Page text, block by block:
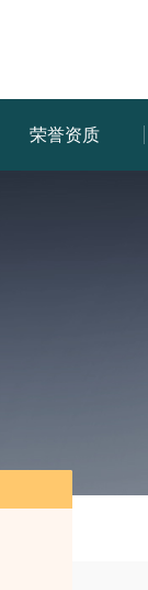
荣誉资质